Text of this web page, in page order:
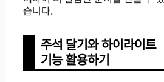
습니다.
주석 달기와 하이라이트
기능 활용하기